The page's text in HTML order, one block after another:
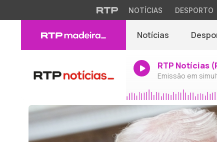
NOTÍCIAS DESPORTO
Notícias
RTP Notícias
Emissão em